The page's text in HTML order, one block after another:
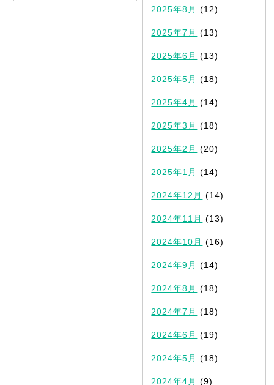
2025年8月 (12)
2025年7月 (13)
2025年6月 (13)
2025年5月 (18)
2025年4月 (14)
2025年3月 (18)
2025年2月 (20)
2025年1月 (14)
2024年12月 (14)
2024年11月 (13)
2024年10月 (16)
2024年9月 (14)
2024年8月 (18)
2024年7月 (18)
2024年6月 (19)
2024年5月 (18)
2024年4月 (9)